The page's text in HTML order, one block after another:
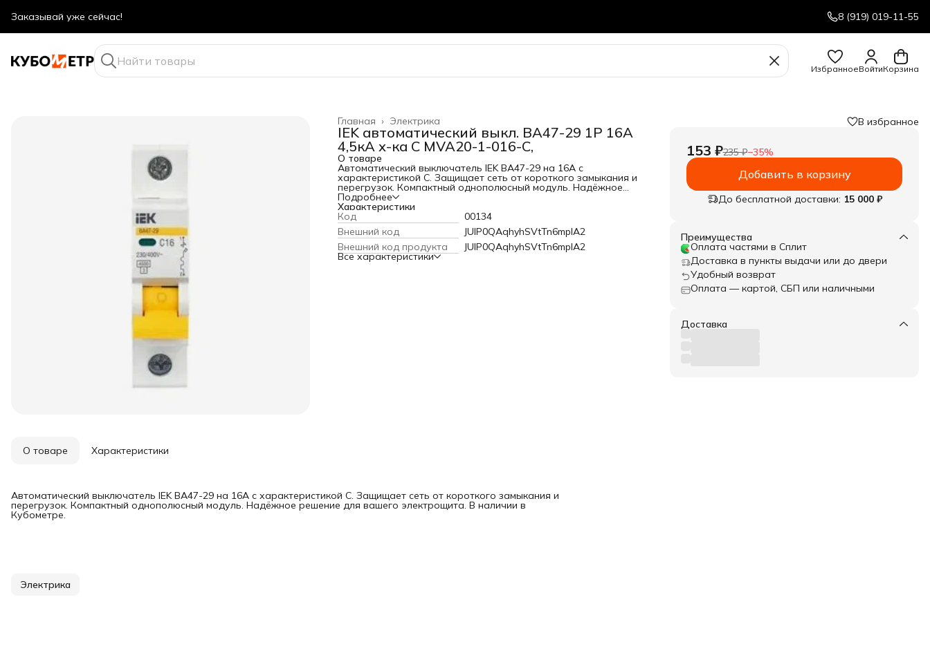
Оптовые цены даже для физ. лиц 8 (919) 019-11-55
ИзбранноеВойтиКорзина
Электрика
Главная ›
IEK автоматический выкл. ВА47-29 1P 16А
4,5кА х-ка С MVA20-1-016-C,
О товаре
Автоматический выключатель IEK ВА47-29 на 16А с
характеристикой С. Защищает сеть от короткого замыкания и
перегрузок. Компактный однополюсный модуль. Надёжное
решение для вашего электрощита. В наличии в Кубометре.
Подробнее
Характеристики
Код
00134
Внешний код
JUlP0QAqhyhSVtTn6mplA2
Внешний код продукта
JUlP0QAqhyhSVtTn6mplA2
Все характеристики
В избранное
153 ₽235 ₽−35%
Добавить в корзину
До бесплатной доставки: 15 000 ₽
Преимущества
Оплата частями в Сплит
Доставка в пункты выдачи или до двери
Удобный возврат
Оплата — картой, СБП или наличными
Доставка
О товаре Характеристики
Автоматический выключатель IEK ВА47-29 на 16А с характеристикой С. Защищает сеть от короткого замыкания и
перегрузок. Компактный однополюсный модуль. Надёжное решение для вашего электрощита. В наличии в
Кубометре.
Электрика